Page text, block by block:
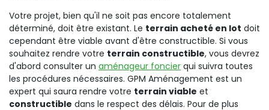
Votre projet, bien qu'il ne soit pas encore totalement
déterminé, doit être existant. Le terrain acheté en lot doit
cependant être viable avant d'être constructible. Si vous
souhaitez rendre votre terrain constructible, vous devrez
d'abord consulter un aménageur foncier qui suivra toutes
les procédures nécessaires. GPM Aménagement est un
expert qui saura rendre votre terrain viable et
constructible dans le respect des délais. Pour de plus